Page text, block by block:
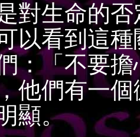
命的否
以看到這
：「不要
他們有一
顯。